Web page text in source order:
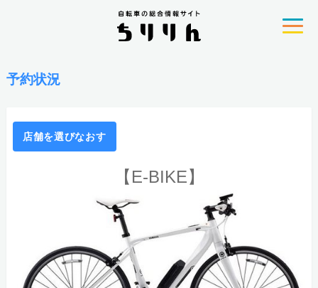
予約状況
店舗を選びなおす
【E-BIKE】